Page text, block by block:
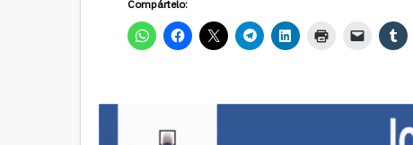
Compártelo: